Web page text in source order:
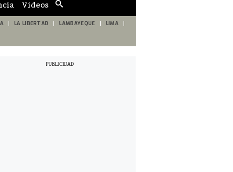
de
búsqueda
Videos
LA LIBERTAD LAMBAYEQUE LIMA